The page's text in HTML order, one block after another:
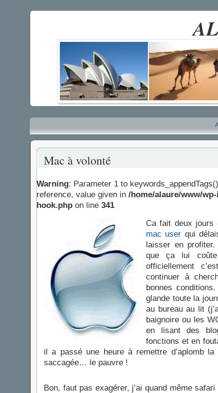
Mac à volonté
Warning: Parameter 1 to
reference, value given in /home/alaure/www/
hook.php on line 341
Ca fait deux
mac user qui
laisser en
que ça lui
officiellement
continuer à
bonnes
glande toute la
au bureau au lit
baignoire ou les
en lisant des
fonctions et en
il a passé une heure à remettre d’aplomb la
saccagée… le pauvre !
Bon, faut pas exagérer, j’ai quand même